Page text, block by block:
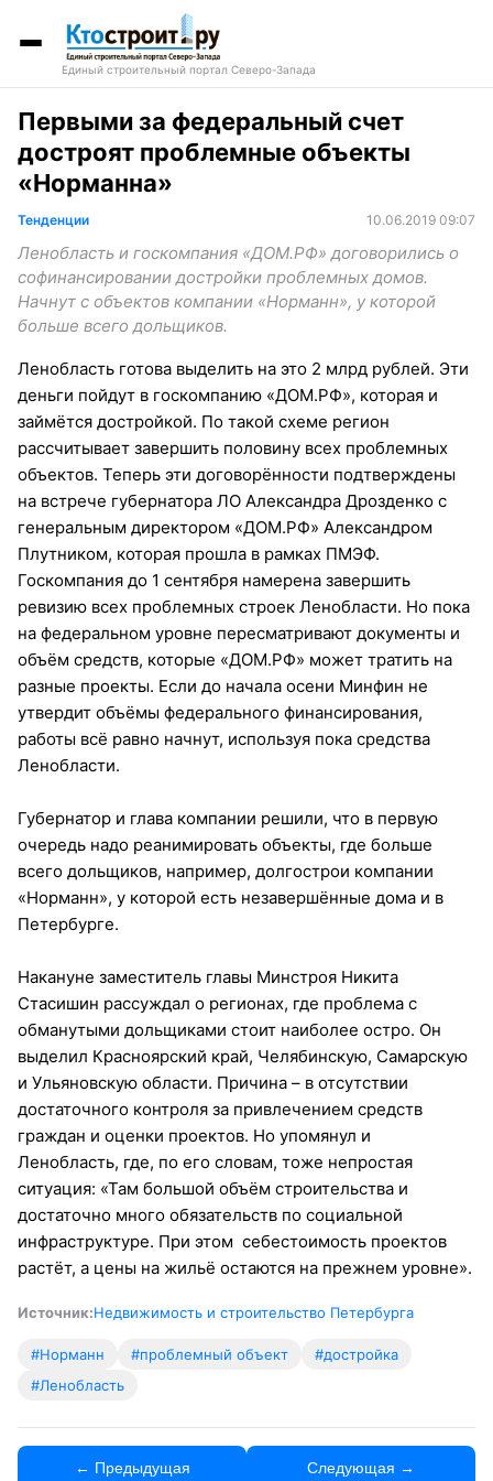
Единый строительный портал Северо-Запада
Первыми за федеральный счет
достроят проблемные объекты
«Норманна»
Тенденции 10.06.2019 09:07
Ленобласть и госкомпания «ДOМ.РФ» договорились о
софинансировании достройки проблемных домов.
Начнут с объектов компании «Норманн», у которой
больше всего дольщиков.
Ленобласть готова выделить на это 2 млрд рублей. Эти
деньги пойдут в госкомпанию «ДОМ.РФ», которая и
займётся достройкой. По такой схеме регион
рассчитывает завершить половину всех проблемных
объектов. Теперь эти договорённости подтверждены
на встрече губернатора ЛО Александра Дрозденко с
генеральным директором «ДОМ.РФ» Александром
Плутником, которая прошла в рамках ПМЭФ.
Госкомпания до 1 сентября намерена завершить
ревизию всех проблемных строек Ленобласти. Но пока
на федеральном уровне пересматривают документы и
объём средств, которые «ДОМ.РФ» может тратить на
разные проекты. Если до начала осени Минфин не
утвердит объёмы федерального финансирования,
работы всё равно начнут, используя пока средства
Ленобласти.
Губернатор и глава компании решили, что в первую
очередь надо реанимировать объекты, где больше
всего дольщиков, например, долгострои компании
«Норманн», у которой есть незавершённые дома и в
Петербурге.
Накануне заместитель главы Минстроя Никита
Стасишин рассуждал о регионах, где проблема с
обманутыми дольщиками стоит наиболее остро. Он
выделил Красноярский край, Челябинскую, Самарскую
и Ульяновскую области. Причина – в отсутствии
достаточного контроля за привлечением средств
граждан и оценки проектов. Но упомянул и
Ленобласть, где, по его словам, тоже непростая
ситуация: «Там большой объём строительства и
достаточно много обязательств по социальной
инфраструктуре. При этом себестоимость проектов
растёт, а цены на жильё остаются на прежнем уровне».
Источник:Недвижимость и строительство Петербурга
#Норманн #проблемный объект
#достройка
#Ленобласть
← Предыдущая Следующая →